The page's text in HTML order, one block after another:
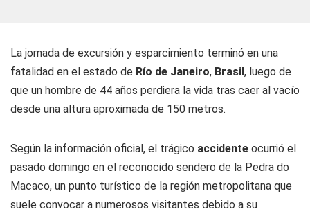
La jornada de excursión y esparcimiento terminó en una
fatalidad en el estado de Río de Janeiro, Brasil, luego de
que un hombre de 44 años perdiera la vida tras caer al vacío
desde una altura aproximada de 150 metros.
Según la información oficial, el trágico accidente ocurrió el
pasado domingo en el reconocido sendero de la Pedra do
Macaco, un punto turístico de la región metropolitana que
suele convocar a numerosos visitantes debido a su